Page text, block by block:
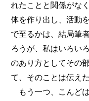
れたことと関係がな
体を作り出し、活動
で至るかは、結局筆
ろうが、私はいろい
のあり方としてその
て、そのことは伝えた
もう一つ、こんど